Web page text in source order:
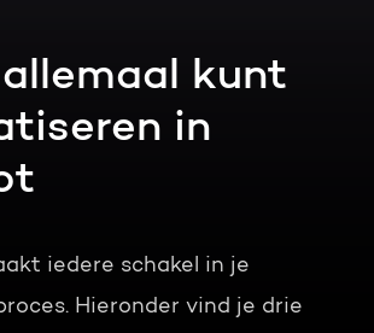
kunt
in
iedere schakel in je
Hieronder vind je drie